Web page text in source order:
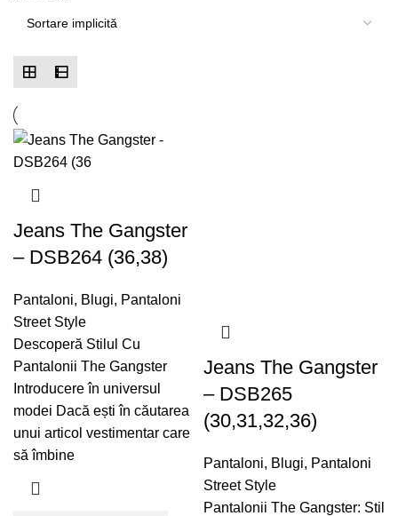
Jeans The Gangster
– DSB264 (36,38)
Pantaloni, Blugi, Pantaloni
Street Style
Descoperă Stilul Cu
Pantalonii The Gangster
Introducere în universul
modei Dacă ești în căutarea
unui articol vestimentar care
să îmbine
Jeans The Gangster
– DSB265
(30,31,32,36)
Pantaloni, Blugi, Pantaloni
Street Style
Pantalonii The Gangster: Stil